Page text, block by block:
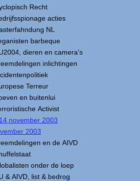
Recht
acties
NL
barbeque
dieren en camera's
inlichtingen
Terreur
en buitenlui
Activist
november 2003
2003
en de AIVD
onder de loep
& AIVD, list & bedrog